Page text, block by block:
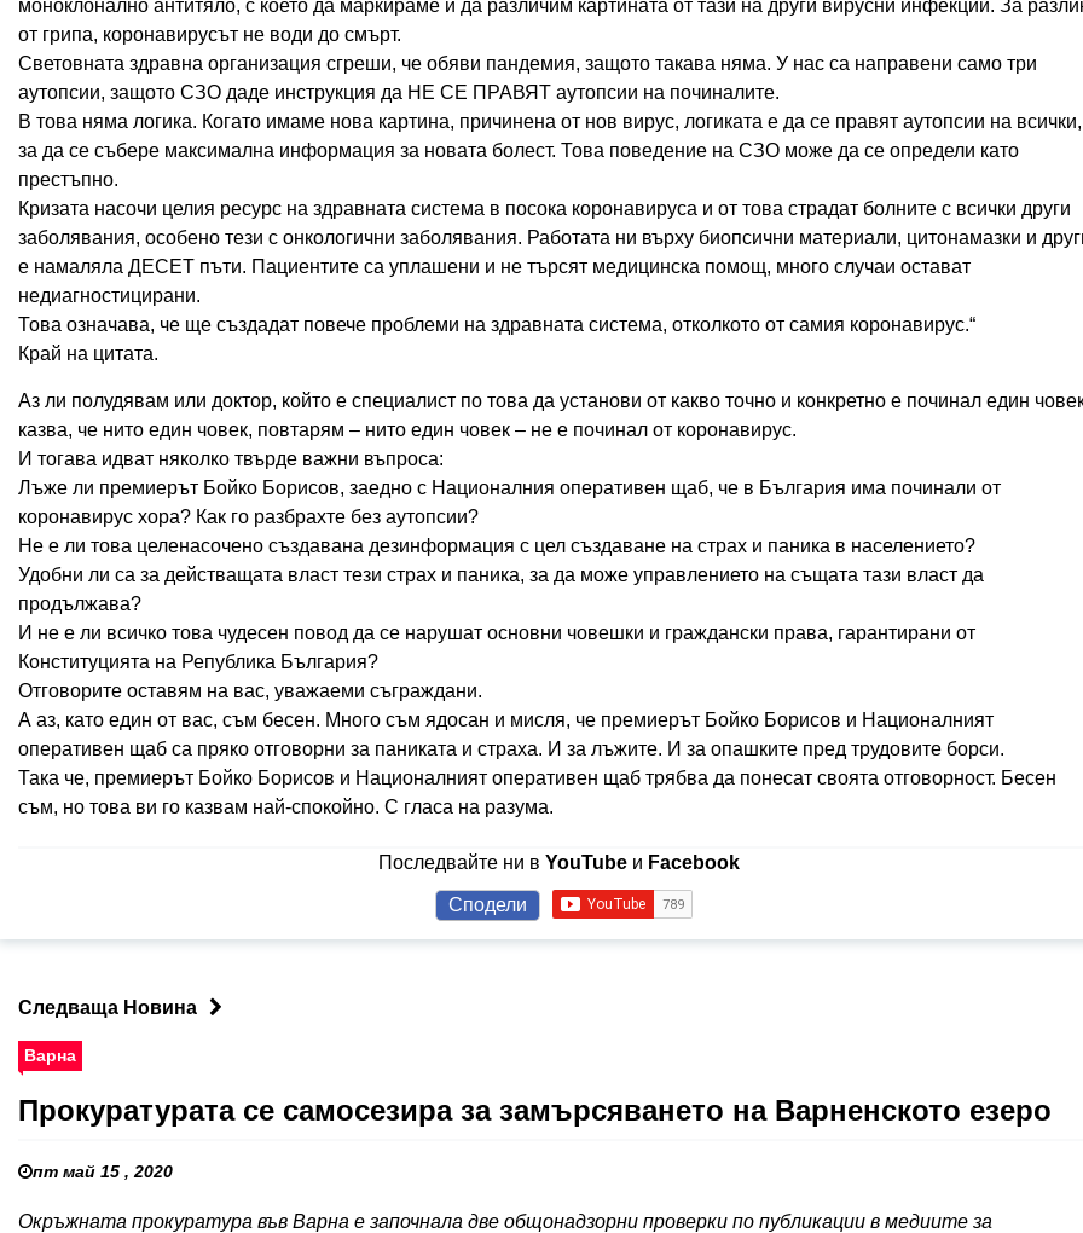
моноклонално антитяло, с което да маркираме и да различим картината от тази на други вирусни инфекции. За
от грипа, кoронавирусът не води до смърт.
Световната здравна организация сгреши, че обяви пандемия, защото такава няма. У нас са направени само три
аутопсии, защото СЗО даде инструкция да НЕ СЕ ПРАВЯТ аутопсии на починалите.
В това няма логика. Когато имаме нова картина, причинена от нов вирус, логиката е да се правят аутопсии на всички,
за да се събере максимална информация за новата болест. Това поведение на СЗО може да се определи като
престъпно.
Кризата насочи целия ресурс на здравната система в посока коронавируса и от това страдат болните с всички други
заболявания, особено тези с онкологични заболявания. Работата ни върху биопсични материали, цитонамазки и
е намаляла ДЕСЕТ пъти. Пациентите са уплашени и не търсят медицинска помощ, много случаи остават
недиагностицирани.
Това означава, че ще създадат повече проблеми на здравната система, отколкото от самия коронавирус.“
Край на цитата.
Аз ли полудявам или доктор, който е специалист по това да установи от какво точно и конкретно е починал един
казва, че нито един човек, повтарям – нито един човек – не е починал от коронавирус.
И тогава идват няколко твърде важни въпроса:
Лъже ли премиерът Бойко Борисов, заедно с Националния оперативен щаб, че в България има починали от
коронавирус хора? Как го разбрахте без аутопсии?
Не е ли това целенасочено създавана дезинформация с цел създаване на страх и паника в населението?
Удобни ли са за действащата власт тези страх и паника, за да може управлението на същата тази власт да
продължава?
И не е ли всичко това чудесен повод да се нарушат основни човешки и граждански права, гарантирани от
Конституцията на Република България?
Отговорите оставям на вас, уважаеми съграждани.
А аз, като един от вас, съм бесен. Много съм ядосан и мисля, че премиерът Бойко Борисов и Националният
оперативен щаб са пряко отговорни за паниката и страха. И за лъжите. И за опашките пред трудовите борси.
Така че, премиерът Бойко Борисов и Националният оперативен щаб трябва да понесат своята отговорност. Бесен
съм, но това ви го казвам най-спокойно. С гласа на разума.
Последвайте ни вYouTube и Facebook
Сподели
Следваща Новина
Варна
Прокуратурата се самосезира за замърсяването на Варненското езеро
пт май 15 , 2020
Окръжната прокуратура във Варна е започнала две общонадзорни проверки по публикации в медиите за